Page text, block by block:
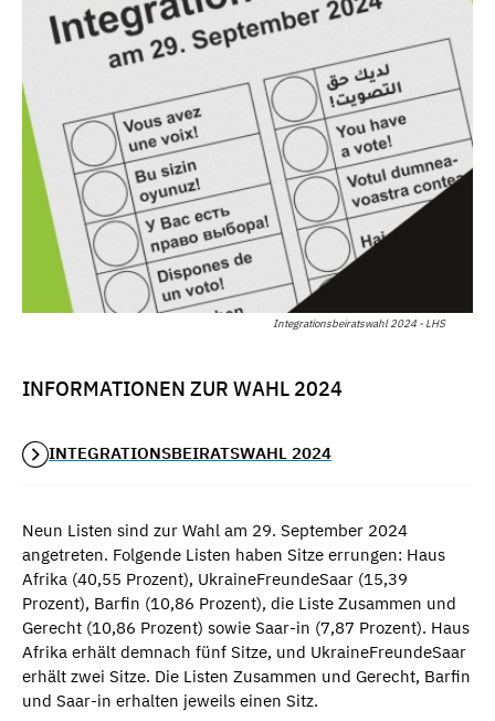
Integrationsbeiratswahl 2024 - LHS
INFORMATIONEN ZUR WAHL 2024
INTEGRATIONSBEIRATSWAHL 2024
Neun Listen sind zur Wahl am 29. September 2024
angetreten. Folgende Listen haben Sitze errungen: Haus
Afrika (40,55 Prozent), UkraineFreundeSaar (15,39
Prozent), Barfin (10,86 Prozent), die Liste Zusammen und
Gerecht (10,86 Prozent) sowie Saar-in (7,87 Prozent). Haus
Afrika erhält demnach fünf Sitze, und UkraineFreundeSaar
erhält zwei Sitze. Die Listen Zusammen und Gerecht, Barfin
und Saar-in erhalten jeweils einen Sitz.